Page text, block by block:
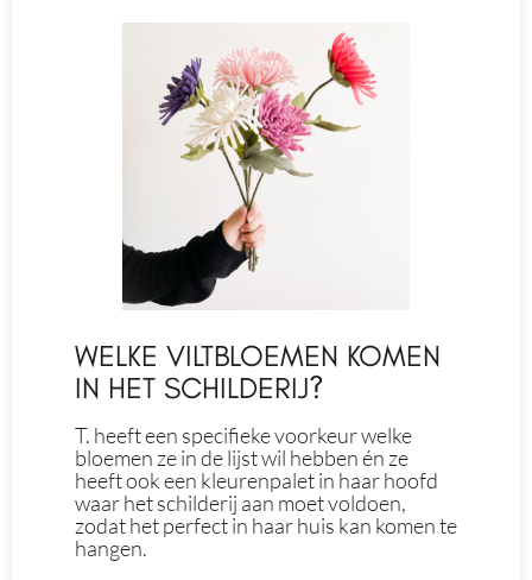
WELKE VILTBLOEMEN KOMEN
IN HET SCHILDERIJ?
T. heeft een specifieke voorkeur welke
bloemen ze in de lijst wil hebben én ze
heeft ook een kleurenpalet in haar hoofd
waar het schilderij aan moet voldoen,
zodat het perfect in haar huis kan komen te
hangen.